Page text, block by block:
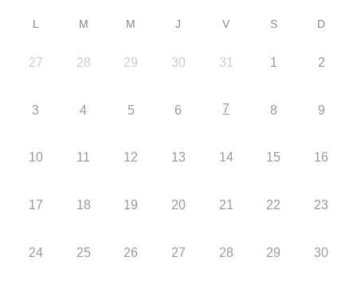
L M M J V S D
27 28 29 30 31 1 2
3 4 5 6 7 8 9
10 11 12 13 14 15 16
17 18 19 20 21 22 23
24 25 26 27 28 29 30